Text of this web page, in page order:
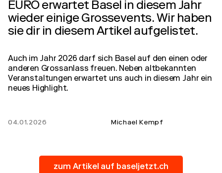
EURO erwartet Basel in diesem Jahr
wieder einige Grossevents. Wir haben
sie dir in diesem Artikel aufgelistet.
Auch im Jahr 2026 darf sich Basel auf den einen oder
anderen Grossanlass freuen. Neben altbekannten
Veranstaltungen erwartet uns auch in diesem Jahr ein
neues Highlight.
04.01.2026 Michael Kempf
zum Artikel auf baseljetzt.ch